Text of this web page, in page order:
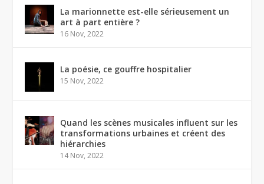
La marionnette est-elle sérieusement un
art à part entière ?
16 Nov, 2022
La poésie, ce gouffre hospitalier
15 Nov, 2022
Quand les scènes musicales influent sur les
transformations urbaines et créent des
hiérarchies
14 Nov, 2022